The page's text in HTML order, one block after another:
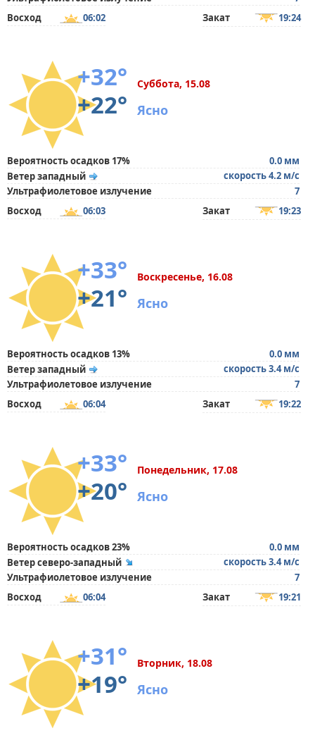
Восход
06:02 Закат 19:24
+32°
+22°
Суббота, 15.08
Ясно
Вероятность осадков 17%
0.0 мм
Ветер западный
скорость 4.2 м/с
Ультрафиолетовое излучение
7
Восход
06:03 Закат 19:23
+33°
+21°
Воскресенье, 16.08
Ясно
Вероятность осадков 13%
0.0 мм
Ветер западный
скорость 3.4 м/с
Ультрафиолетовое излучение
7
Восход
06:04 Закат 19:22
+33°
+20°
Понедельник, 17.08
Ясно
Вероятность осадков 23%
0.0 мм
Ветер северо-западный
скорость 3.4 м/с
Ультрафиолетовое излучение
7
Восход
06:04 Закат 19:21
+31°
+19°
Вторник, 18.08
Ясно